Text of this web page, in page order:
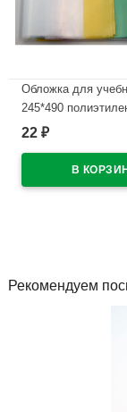
Обложка для
245*490
универсальная М
22 ₽
Рекомендуем